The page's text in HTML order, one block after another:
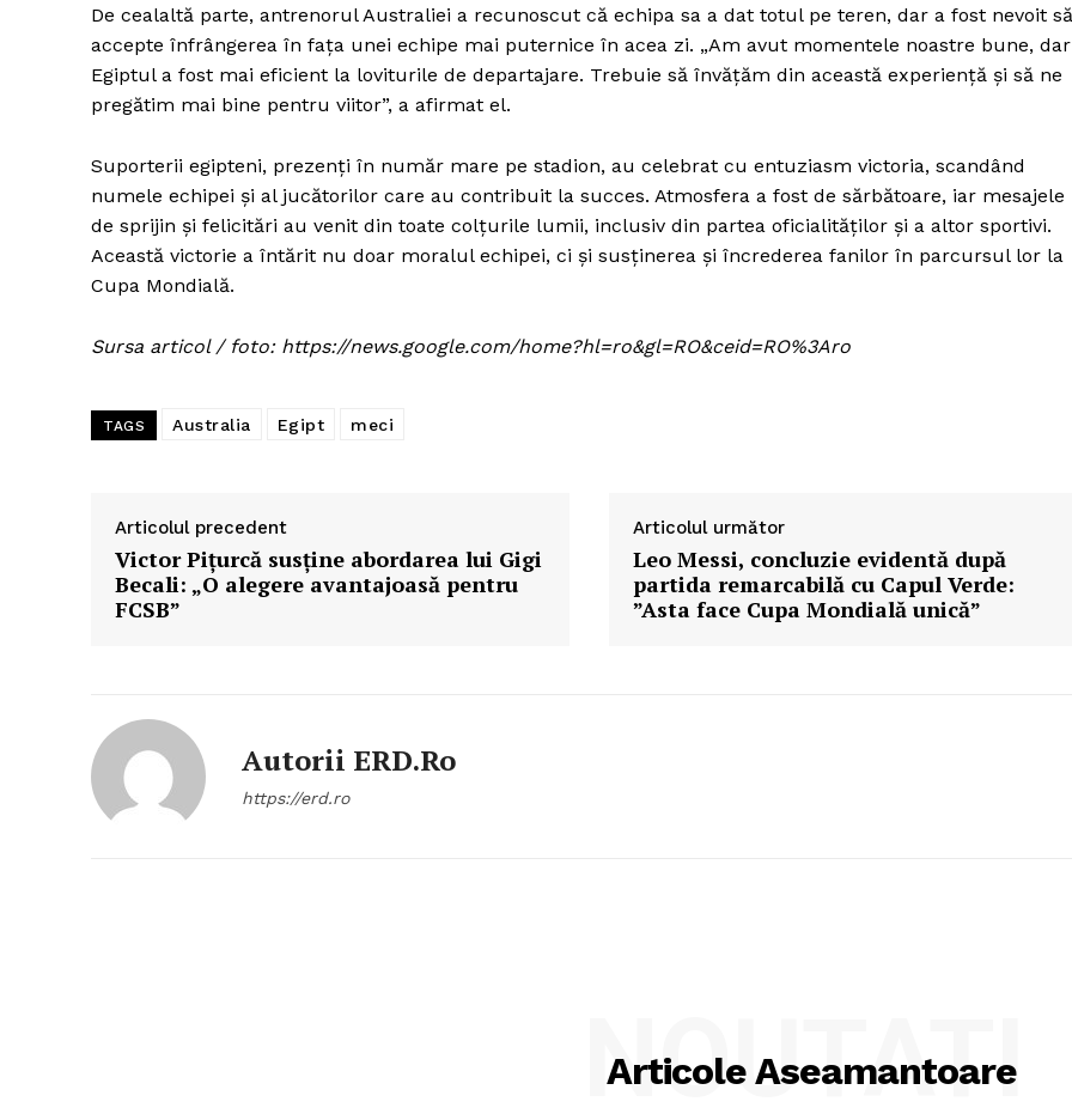
De cealaltă parte, antrenorul Australiei a recunoscut că echipa sa a dat totul pe teren, dar a fost nevoit să
accepte înfrângerea în fața unei echipe mai puternice în acea zi. „Am avut momentele noastre bune, dar
Egiptul a fost mai eficient la loviturile de departajare. Trebuie să învățăm din această experiență și să ne
pregătim mai bine pentru viitor”, a afirmat el.
Suporterii egipteni, prezenți în număr mare pe stadion, au celebrat cu entuziasm victoria, scandând
numele echipei și al jucătorilor care au contribuit la succes. Atmosfera a fost de sărbătoare, iar mesajele
de sprijin și felicitări au venit din toate colțurile lumii, inclusiv din partea oficialităților și a altor sportivi.
Această victorie a întărit nu doar moralul echipei, ci și susținerea și încrederea fanilor în parcursul lor la
Cupa Mondială.
Sursa articol / foto: https://news.google.com/home?hl=ro&gl=RO&ceid=RO%3Aro
TAGS Australia Egipt meci
Articolul precedent
Victor Pițurcă susține abordarea lui Gigi
Becali: „O alegere avantajoasă pentru
FCSB”
Articolul următor
Leo Messi, concluzie evidentă după
partida remarcabilă cu Capul Verde:
”Asta face Cupa Mondială unică”
Autorii ERD.ro
https://erd.ro
Articole Aseamantoare
NOUTATI